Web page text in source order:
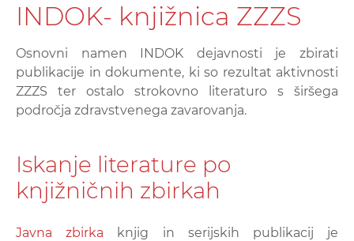
INDOK- knjižnica ZZZS
Osnovni namen INDOK dejavnosti je zbirati
publikacije in dokumente, ki so rezultat aktivnosti
ZZZS ter ostalo strokovno literaturo s širšega
področja zdravstvenega zavarovanja.
Iskanje literature po
knjižničnih zbirkah
Javna zbirka knjig in serijskih publikacij je